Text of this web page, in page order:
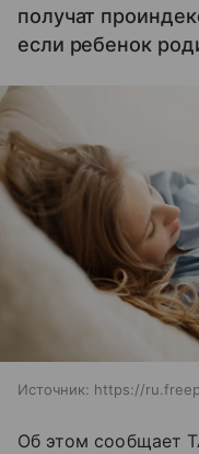
получат
если ребенок
Источник: https://
Об этом сообщает